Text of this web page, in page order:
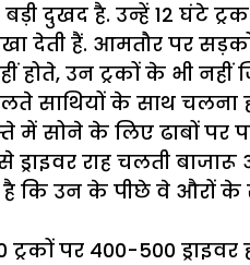
बड़ी दुखद है. उन्हें 12
देती हैं. आमतौर पर
उन ट्रकों के भी
साथियों के साथ चलना
में सोने के लिए ढाबों पर
ड्राइवर राह चलती
है कि उन के पीछे वे औरों
पर 400-500 ड्राइवर